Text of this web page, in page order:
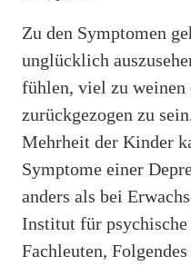
Zu den Symptomen
unglücklich
fühlen, viel zu weinen
zurückgezogen zu
Mehrheit der Kinder
Symptome einer
anders als bei
Institut für
Fachleuten,